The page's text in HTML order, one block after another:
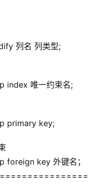
列名 列类型;
唯一约束名;
primary key;
key 外键名；